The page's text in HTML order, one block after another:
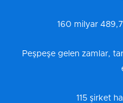
160 milyar
Peşpeşe gelen zamlar,
115 şirket